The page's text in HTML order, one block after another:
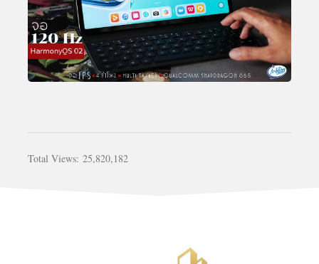
Total Views: 25,820,182